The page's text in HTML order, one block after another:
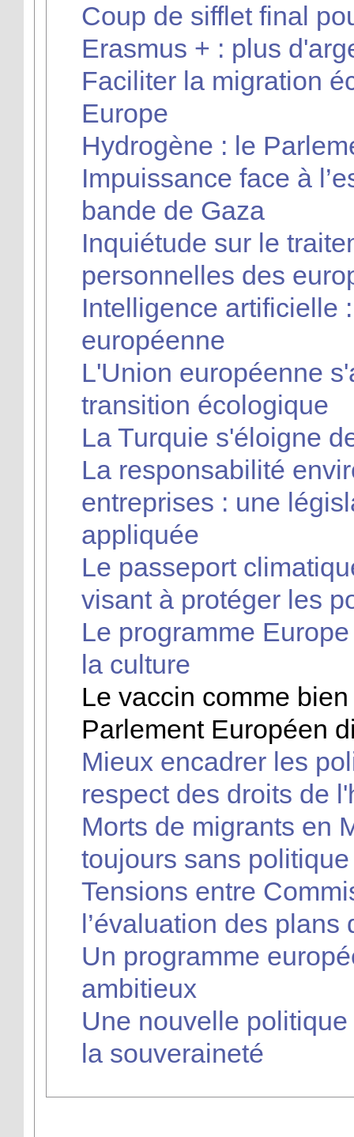
Coup de sifflet final
Erasmus + : plus
Faciliter la migration
Europe
Hydrogène : le
Impuissance face à
bande de Gaza
Inquiétude sur le
personnelles des
Intelligence artificielle
européenne
L'Union européenne
transition écologique
La Turquie s'éloigne
La responsabilité
entreprises : une
appliquée
Le passeport
visant à protéger les
Le programme
la culture
Le vaccin comme
Parlement Européen
Mieux encadrer les
respect des droits de
Morts de migrants en
toujours sans
Tensions entre
l’évaluation des plans
Un programme
ambitieux
Une nouvelle
la souveraineté